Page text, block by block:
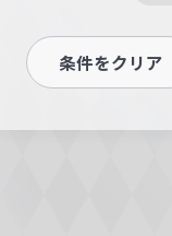
条件をクリア